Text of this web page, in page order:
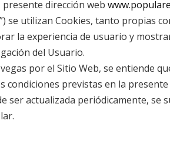
presente dirección web
se utilizan Cookies, tanto propias
la experiencia de usuario y
del Usuario.
por el Sitio Web, se entiende
condiciones previstas en la
ser actualizada periódicamente, se